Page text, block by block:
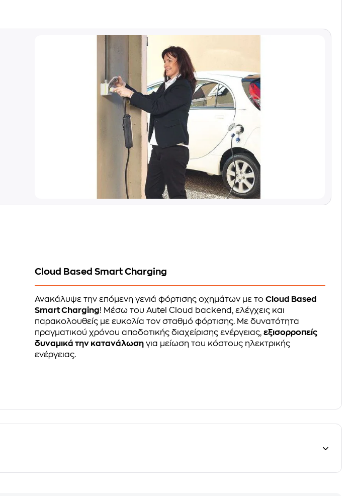
Cloud Based Smart Charging
Ανακάλυψε την επόμενη γενιά φόρτισης οχημάτων με τοCloud Based
Smart Charging! Μέσω του Autel Cloud backend, ελέγχεις και
παρακολουθείς με ευκολία τον σταθμό φόρτισης. Με δυνατότητα
πραγματικού χρόνου αποδοτικής διαχείρισης ενέργειας,εξισορροπείς
δυναμικά την κατανάλωση για μείωση του κόστους ηλεκτρικής
ενέργειας.